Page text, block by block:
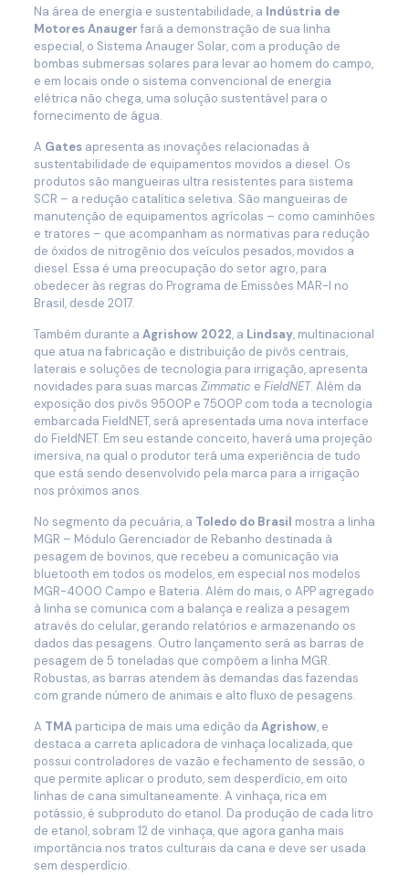
Na área de energia e sustentabilidade, a Indústria de
Motores Anauger fará a demonstração de sua linha
especial, o Sistema Anauger Solar, com a produção de
bombas submersas solares para levar ao homem do campo,
e em locais onde o sistema convencional de energia
elétrica não chega, uma solução sustentável para o
fornecimento de água.
A Gates apresenta as inovações relacionadas à
sustentabilidade de equipamentos movidos a diesel. Os
produtos são mangueiras ultra resistentes para sistema
SCR – a redução catalítica seletiva. São mangueiras de
manutenção de equipamentos agrícolas – como caminhões
e tratores – que acompanham as normativas para redução
de óxidos de nitrogênio dos veículos pesados, movidos a
diesel. Essa é uma preocupação do setor agro, para
obedecer às regras do Programa de Emissões MAR-I no
Brasil, desde 2017.
Também durante a Agrishow 2022, a Lindsay, multinacional
que atua na fabricação e distribuição de pivôs centrais,
laterais e soluções de tecnologia para irrigação, apresenta
novidades para suas marcas Zimmatic e FieldNET. Além da
exposição dos pivôs 9500P e 7500P com toda a tecnologia
embarcada FieldNET, será apresentada uma nova interface
do FieldNET. Em seu estande conceito, haverá uma projeção
imersiva, na qual o produtor terá uma experiência de tudo
que está sendo desenvolvido pela marca para a irrigação
nos próximos anos.
No segmento da pecuária, a Toledo do Brasil mostra a linha
MGR – Módulo Gerenciador de Rebanho destinada à
pesagem de bovinos, que recebeu a comunicação via
bluetooth em todos os modelos, em especial nos modelos
MGR-4000 Campo e Bateria. Além do mais, o APP agregado
à linha se comunica com a balança e realiza a pesagem
através do celular, gerando relatórios e armazenando os
dados das pesagens. Outro lançamento será as barras de
pesagem de 5 toneladas que compõem a linha MGR.
Robustas, as barras atendem às demandas das fazendas
com grande número de animais e alto fluxo de pesagens.
A TMA participa de mais uma edição da Agrishow, e
destaca a carreta aplicadora de vinhaça localizada, que
possui controladores de vazão e fechamento de sessão, o
que permite aplicar o produto, sem desperdício, em oito
linhas de cana simultaneamente. A vinhaça, rica em
potássio, é subproduto do etanol. Da produção de cada litro
de etanol, sobram 12 de vinhaça, que agora ganha mais
importância nos tratos culturais da cana e deve ser usada
sem desperdício.